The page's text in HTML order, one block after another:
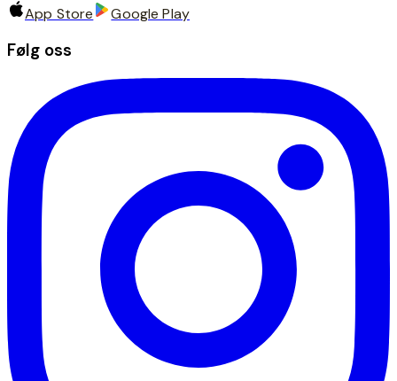
App Store Google Play
Følg oss